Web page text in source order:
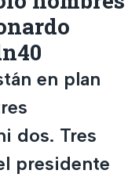
en plan
dos. Tres
presidente